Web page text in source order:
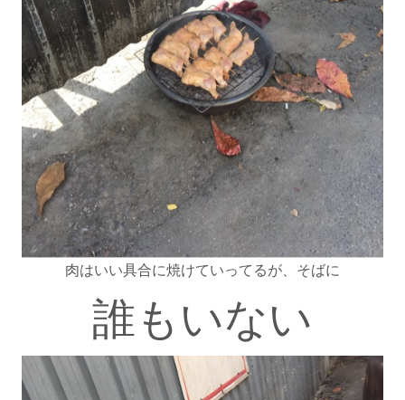
肉はいい具合に焼けていってるが、そばに
誰もいない